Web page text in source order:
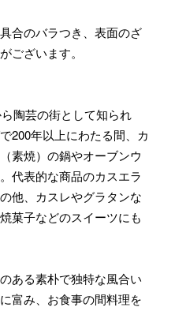
合のバラつき、表面のざ
ございます。
陶芸の街として知られ
200年以上にわたる間、カ
素焼）の鍋やオーブンウ
代表的な商品のカスエラ
他、カスレやグラタンな
菓子などのスイーツにも
ある素朴で独特な風合い
富み、お食事の間料理を